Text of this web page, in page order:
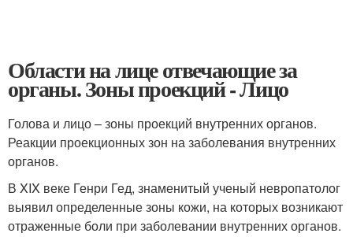
Области на лице отвечающие за
органы. Зоны проекций - Лицо
Голова и лицо – зоны проекций внутренних органов.
Реакции проекционных зон на заболевания внутренних
органов.
В XIX веке Генри Гед, знаменитый ученый невропатолог
выявил определенные зоны кожи, на которых возникают
отраженные боли при заболевании внутренних органов.